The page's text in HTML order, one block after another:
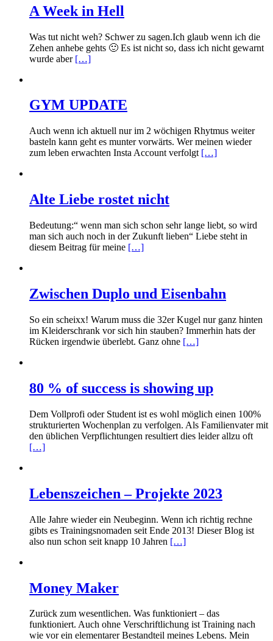
A Week in Hell
Was tut nicht weh? Schwer zu sagen.Ich glaub wenn ich die
Zehen anhebe gehts 🙂 Es ist nicht so, dass ich nicht gewarnt
wurde aber […]
GYM UPDATE
Auch wenn ich aktuell nur im 2 wöchigen Rhytmus weiter
basteln kann geht es munter vorwärts. Wer meinen wieder
zum leben erwachten Insta Account verfolgt […]
Alte Liebe rostet nicht
Bedeutung:“ wenn man sich schon sehr lange liebt, so wird
man sich auch noch in der Zukunft lieben“ Liebe steht in
diesem Beitrag für meine […]
Zwischen Duplo und Eisenbahn
So ein scheixx! Warum muss die 32er Kugel nur ganz hinten
im Kleiderschrank vor sich hin stauben? Immerhin hats der
Rücken irgendwie überlebt. Ganz ohne […]
80 % of success is showing up
Dem Vollprofi oder Student ist es wohl möglich einen 100%
strukturierten Wochenplan zu verfolgen. Als Familienvater mit
den üblichen Verpflichtungen resultiert dies leider allzu oft
[…]
Lebenszeichen – Projekte 2023
Alle Jahre wieder ein Neubeginn. Wenn ich richtig rechne
gibts es Trainingsnomaden seit Ende 2013! Dieser Blog ist
also nun schon seit knapp 10 Jahren […]
Money Maker
Zurück zum wesentlichen. Was funktioniert – das
funktioniert. Auch ohne Verschriftlichung ist Training nach
wie vor ein elementarer Bestandteil meines Lebens. Mein